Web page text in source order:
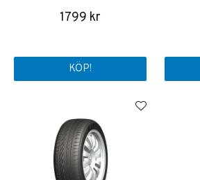
1799 kr
KÖP!